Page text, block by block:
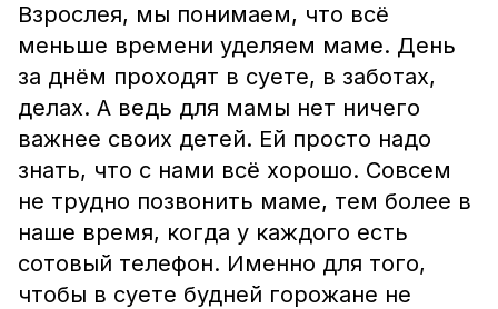
Взрослея, мы понимаем, что всё
меньше времени уделяем маме. День
за днём проходят в суете, в заботах,
делах. А ведь для мамы нет ничего
важнее своих детей. Ей просто надо
знать, что с нами всё хорошо. Совсем
не трудно позвонить маме, тем более в
наше время, когда у каждого есть
сотовый телефон. Именно для того,
чтобы в суете будней горожане не